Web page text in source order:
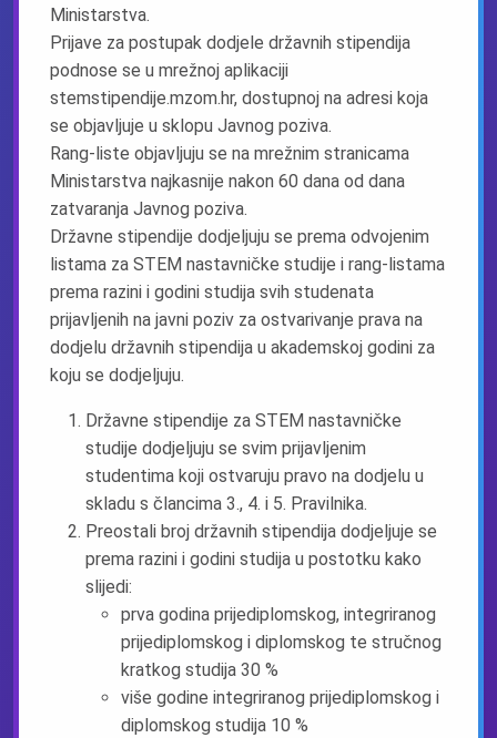
Ministarstva.
Prijave za postupak dodjele državnih stipendija
podnose se u mrežnoj aplikaciji
stemstipendije.mzom.hr, dostupnoj na adresi koja
se objavljuje u sklopu Javnog poziva.
Rang-liste objavljuju se na mrežnim stranicama
Ministarstva najkasnije nakon 60 dana od dana
zatvaranja Javnog poziva.
Državne stipendije dodjeljuju se prema odvojenim
listama za STEM nastavničke studije i rang-listama
prema razini i godini studija svih studenata
prijavljenih na javni poziv za ostvarivanje prava na
dodjelu državnih stipendija u akademskoj godini za
koju se dodjeljuju.
Državne stipendije za STEM nastavničke
studije dodjeljuju se svim prijavljenim
studentima koji ostvaruju pravo na dodjelu u
skladu s člancima 3., 4. i 5. Pravilnika.
Preostali broj državnih stipendija dodjeljuje se
prema razini i godini studija u postotku kako
slijedi:
prva godina prijediplomskog, integriranog
prijediplomskog i diplomskog te stručnog
kratkog studija 30 %
više godine integriranog prijediplomskog i
diplomskog studija 10 %